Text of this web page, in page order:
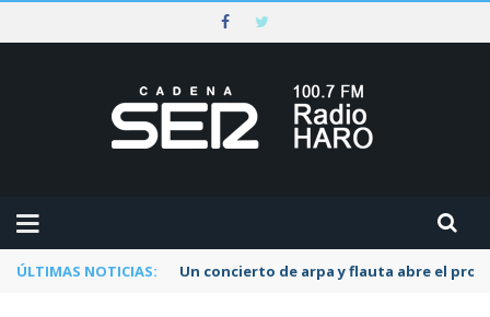
ÚLTIMAS NOTICIAS: Un concierto de arpa y flauta abre el